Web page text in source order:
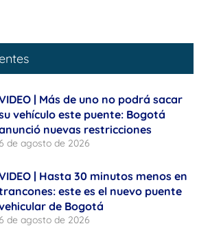
| Más de uno no podrá sacar
vehículo este puente: Bogotá
nuevas restricciones
6 de agosto de 2026
| Hasta 30 minutos menos en
este es el nuevo puente
de Bogotá
6 de agosto de 2026